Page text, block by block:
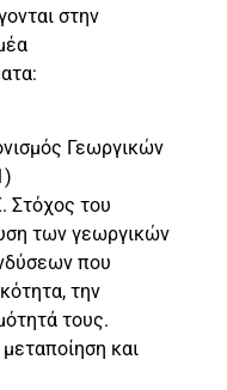
στην
Γεωργικών
Στόχος του
των γεωργικών
που
την
τους.
και